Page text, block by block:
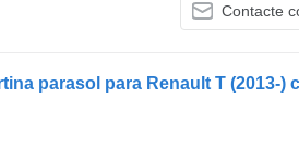
Contacte
parasol para Renault T (2013-)